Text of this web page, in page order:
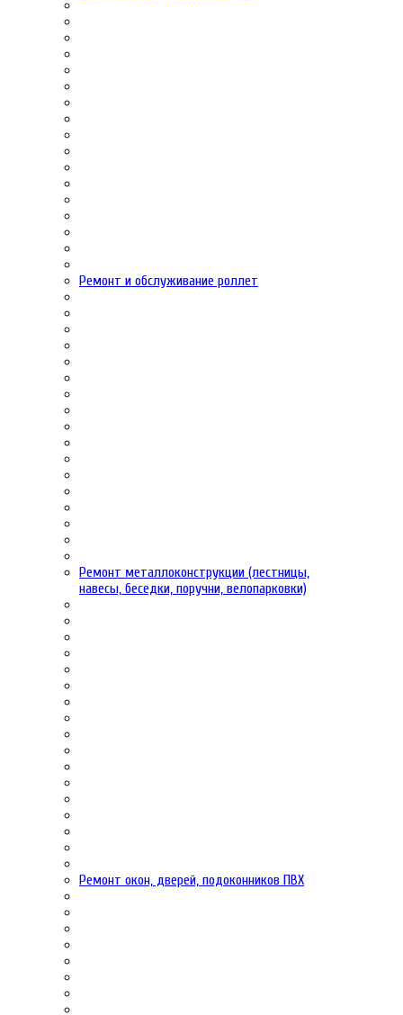
Ремонт и обслуживание роллет
Ремонт металлоконструкции (лестницы,
навесы, беседки, поручни, велопарковки)
Ремонт окон, дверей, подоконников ПВХ